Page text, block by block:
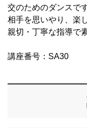
交のためのダンスです
相手を思いやり、楽
親切・丁寧な指導で
講座番号：SA30